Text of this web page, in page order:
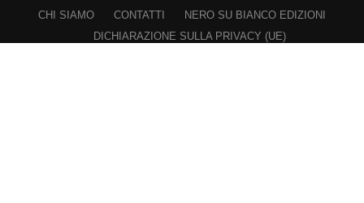
CHI SIAMO CONTATTI
NERO SU BIANCO EDIZIONI
DICHIARAZIONE SULLA PRIVACY (UE)